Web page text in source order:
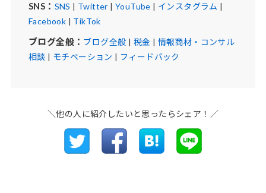
SNS： SNS | Twitter | YouTube | インスタグラム |
Facebook | TikTok
ブログ全般： ブログ全般 | 税金 | 情報商材・コンサル
相談 | モチベーション | フィードバック
＼他の人に紹介したいと思ったらシェア！／